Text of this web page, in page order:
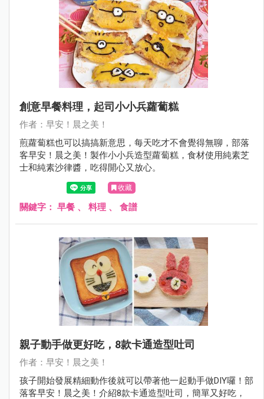
創意早餐料理，起司小小兵蘿蔔糕
作者：早安！晨之美！
煎蘿蔔糕也可以搞搞新意思，每天吃才不會覺得無聊，部落
客早安！晨之美！製作小小兵造型蘿蔔糕，食材使用純素芝
士和純素沙律醬，吃得開心又放心。
收藏
關鍵字： 早餐 、 料理 、 食譜
親子動手做更好吃，8款卡通造型吐司
作者：早安！晨之美！
孩子開始發展精細動作後就可以帶著他一起動手做DIY囉！部
落客早安！晨之美！介紹8款卡通造型吐司，簡單又好吃，